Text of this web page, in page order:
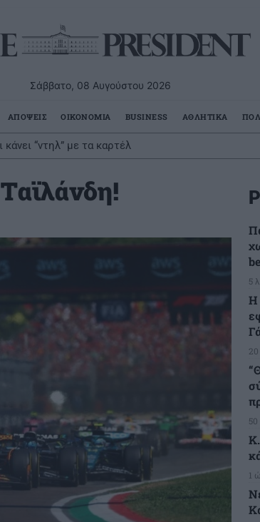
Σάββατο, 08 Αυγούστου 2026
ΑΠΟΨΕΙΣ ΟΙΚΟΝΟΜΙΑ BUSINESS ΑΘΛΗΤΙΚΑ
“ντηλ” με τα καρτέλ
5
Η
1